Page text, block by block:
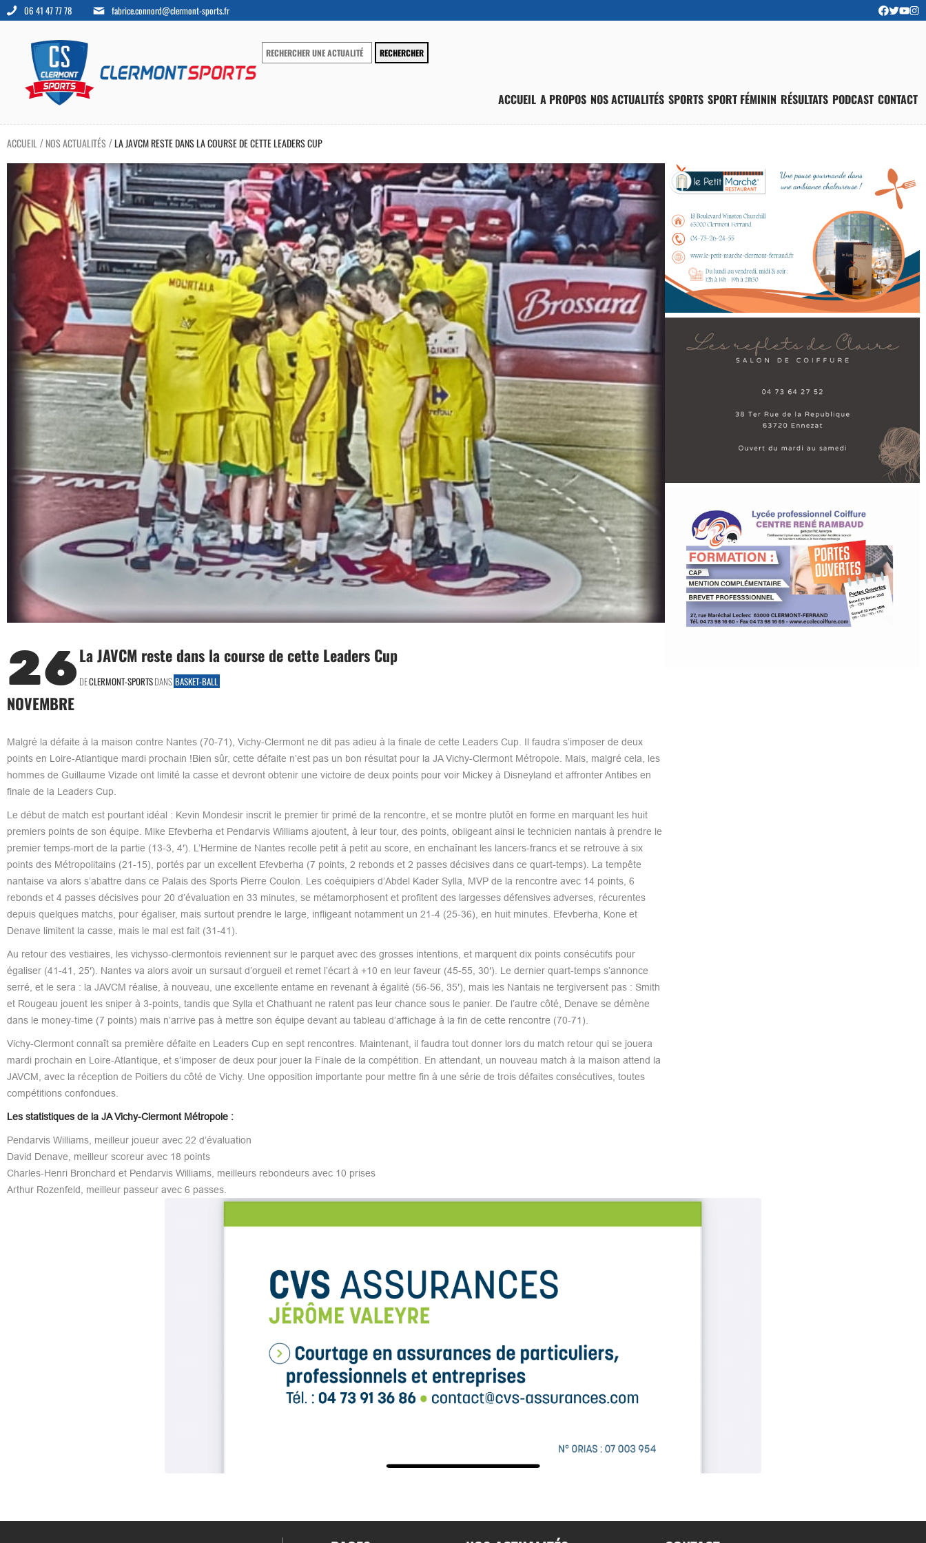
06 41 47 77 78 fabrice.connord@clermont-sports.fr
ACCUEIL A PROPOS NOS ACTUALITÉS SPORTS SPORT FÉMININ RÉSULTATS PODCAST CONTACT
ACCUEIL / NOS ACTUALITÉS/LA JAVCM RESTE DANS LA COURSE DE CETTE LEADERS CUP
26
NOVEMBRE
La JAVCM reste dans la course de cette Leaders Cup
DECLERMONT-SPORTSDANS BASKET-BALL
Malgré la défaite à la maison contre Nantes (70-71), Vichy-Clermont ne dit pas adieu à la finale de cette Leaders Cup. Il faudra s’imposer de deux
points en Loire-Atlantique mardi prochain !Bien sûr, cette défaite n’est pas un bon résultat pour la JA Vichy-Clermont Métropole. Mais, malgré cela, les
hommes de Guillaume Vizade ont limité la casse et devront obtenir une victoire de deux points pour voir Mickey à Disneyland et affronter Antibes en
finale de la Leaders Cup.
Le début de match est pourtant idéal : Kevin Mondesir inscrit le premier tir primé de la rencontre, et se montre plutôt en forme en marquant les huit
premiers points de son équipe. Mike Efevberha et Pendarvis Williams ajoutent, à leur tour, des points, obligeant ainsi le technicien nantais à prendre le
premier temps-mort de la partie (13-3, 4′). L’Hermine de Nantes recolle petit à petit au score, en enchaînant les lancers-francs et se retrouve à six
points des Métropolitains (21-15), portés par un excellent Efevberha (7 points, 2 rebonds et 2 passes décisives dans ce quart-temps). La tempête
nantaise va alors s’abattre dans ce Palais des Sports Pierre Coulon. Les coéquipiers d’Abdel Kader Sylla, MVP de la rencontre avec 14 points, 6
rebonds et 4 passes décisives pour 20 d’évaluation en 33 minutes, se métamorphosent et profitent des largesses défensives adverses, récurentes
depuis quelques matchs, pour égaliser, mais surtout prendre le large, infligeant notamment un 21-4 (25-36), en huit minutes. Efevberha, Kone et
Denave limitent la casse, mais le mal est fait (31-41).
Au retour des vestiaires, les vichysso-clermontois reviennent sur le parquet avec des grosses intentions, et marquent dix points consécutifs pour
égaliser (41-41, 25′). Nantes va alors avoir un sursaut d’orgueil et remet l’écart à +10 en leur faveur (45-55, 30′). Le dernier quart-temps s’annonce
serré, et le sera : la JAVCM réalise, à nouveau, une excellente entame en revenant à égalité (56-56, 35′), mais les Nantais ne tergiversent pas : Smith
et Rougeau jouent les sniper à 3-points, tandis que Sylla et Chathuant ne ratent pas leur chance sous le panier. De l’autre côté, Denave se démène
dans le money-time (7 points) mais n’arrive pas à mettre son équipe devant au tableau d’affichage à la fin de cette rencontre (70-71).
Vichy-Clermont connaît sa première défaite en Leaders Cup en sept rencontres. Maintenant, il faudra tout donner lors du match retour qui se jouera
mardi prochain en Loire-Atlantique, et s’imposer de deux pour jouer la Finale de la compétition. En attendant, un nouveau match à la maison attend la
JAVCM, avec la réception de Poitiers du côté de Vichy. Une opposition importante pour mettre fin à une série de trois défaites consécutives, toutes
compétitions confondues.
Les statistiques de la JA Vichy-Clermont Métropole :
Pendarvis Williams, meilleur joueur avec 22 d’évaluation
David Denave, meilleur scoreur avec 18 points
Charles-Henri Bronchard et Pendarvis Williams, meilleurs rebondeurs avec 10 prises
Arthur Rozenfeld, meilleur passeur avec 6 passes.